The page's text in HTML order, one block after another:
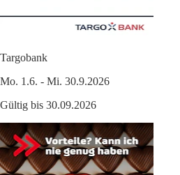
Targobank
Mo. 1.6. - Mi. 30.9.2026
Gültig bis 30.09.2026